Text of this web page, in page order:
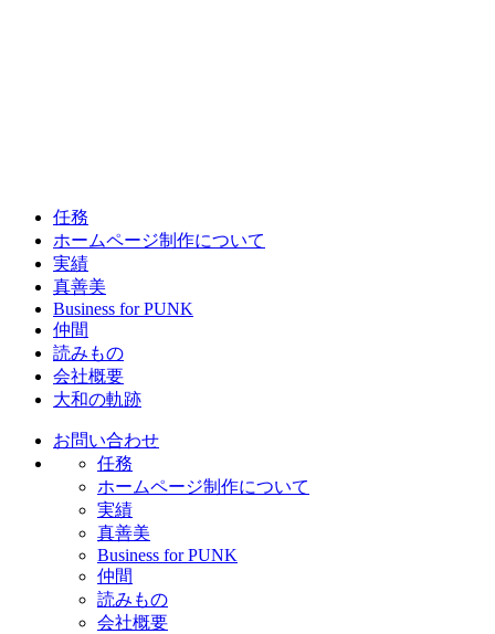
任務
ホームページ制作について
実績
真善美
Business for PUNK
仲間
読みもの
会社概要
大和の軌跡
お問い合わせ
任務
ホームページ制作について
実績
真善美
Business for PUNK
仲間
読みもの
会社概要